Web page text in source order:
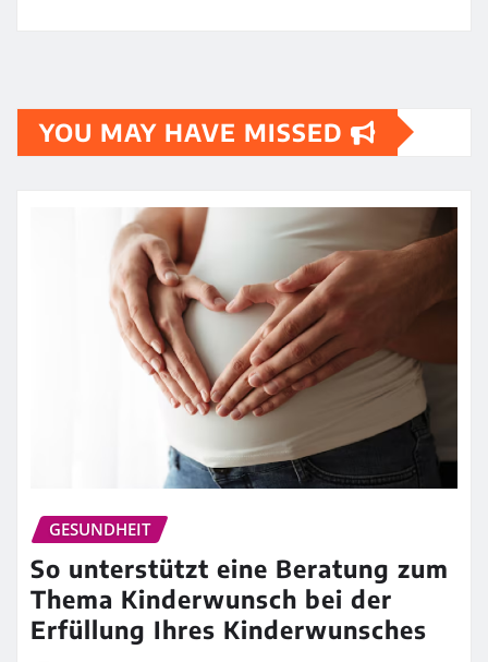
YOU MAY HAVE MISSED
GESUNDHEIT
So unterstützt eine Beratung zum
Thema Kinderwunsch bei der
Erfüllung Ihres Kinderwunsches